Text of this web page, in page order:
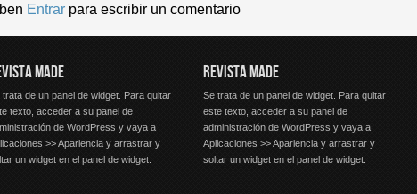
Entrar para escribir un comentario
MADE
trata de un panel de widget. Para quitar
texto, acceder a su panel de
de WordPress y vaya a
>> Apariencia y arrastrar y
un widget en el panel de widget.
REVISTA MADE
Se trata de un panel de widget. Para quitar
este texto, acceder a su panel de
administración de WordPress y vaya a
Aplicaciones >> Apariencia y arrastrar y
soltar un widget en el panel de widget.